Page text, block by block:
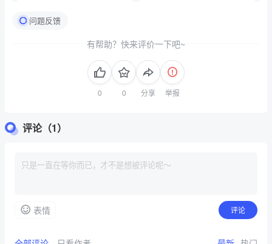
问题反馈
有帮助？快来评价一下吧~
分享 举报
评论（1）
表情 评论